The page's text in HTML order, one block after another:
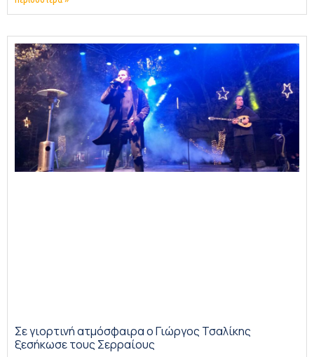
Σε γιορτινή ατμόσφαιρα ο Γιώργος Τσαλίκης
ξεσήκωσε τους Σερραίους